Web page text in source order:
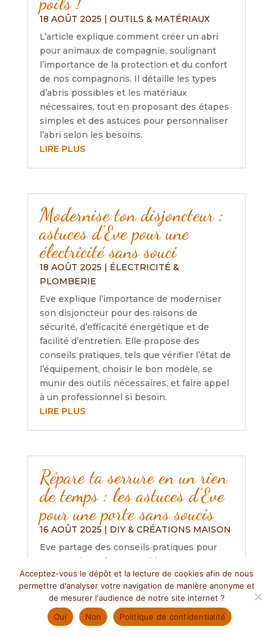
18 AOÛT 2025 | OUTILS & MATÉRIAUX
L’article explique comment créer un abri
pour animaux de compagnie, soulignant
l’importance de la protection et du confort
de nos compagnons. Il détaille les types
d’abris possibles et les matériaux
nécessaires, tout en proposant des étapes
simples et des astuces pour personnaliser
l’abri selon les besoins.
LIRE PLUS
Modernise ton disjoncteur :
astuces d’Eve pour une
électricité sans souci
18 AOÛT 2025 | ÉLECTRICITÉ &
PLOMBERIE
Eve explique l’importance de moderniser
son disjoncteur pour des raisons de
sécurité, d’efficacité énergétique et de
facilité d’entretien. Elle propose des
conseils pratiques, tels que vérifier l’état de
l’équipement, choisir le bon modèle, se
munir des outils nécessaires, et faire appel
à un professionnel si besoin.
LIRE PLUS
Répare ta serrure en un rien
de temps : les astuces d’Eve
pour une porte sans soucis
16 AOÛT 2025 | DIY & CRÉATIONS MAISON
Eve partage des conseils pratiques pour
entretenir et réparer rapidement une
serrure, soulignant l’importance de la
lubrification, l’ajustement des portes et le
nettoyage régulier. Elle encourage aussi à
consulter des ressources en ligne pour
Acceptez-vous le dépôt et la lecture de cookies afin de nous
permettre d'analyser votre navigation de manière anonyme et
de mesurer l'audience de notre site internet ?
Oui
Non Politique de confidentialité